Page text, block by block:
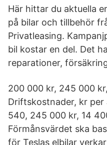
Här hittar du aktuella
på bilar och tillbehör
Privatleasing.
bil kostar en del. Det
reparationer,
200 000 kr, 245 000
Driftskostnader, kr per
540, 245 000 kr, 14
Förmånsvärdet ska
för Teslas elbilar